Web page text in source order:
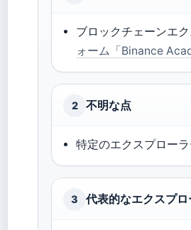
ブロックチェーンエ
ォーム「Binance
2 不明な点
特定のエクスプロー
3 代表的なエクスプロ